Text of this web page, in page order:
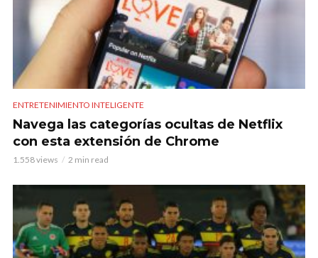
ENTRETENIMIENTO INTELIGENTE
Navega las categorías ocultas de Netflix
con esta extensión de Chrome
1.558 views 2 min read